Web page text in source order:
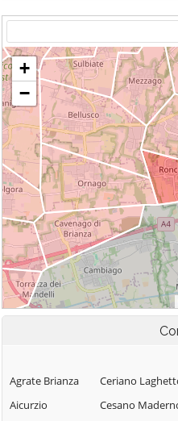
Agrate Brianza
Aicurzio
Ceriano
Cesano